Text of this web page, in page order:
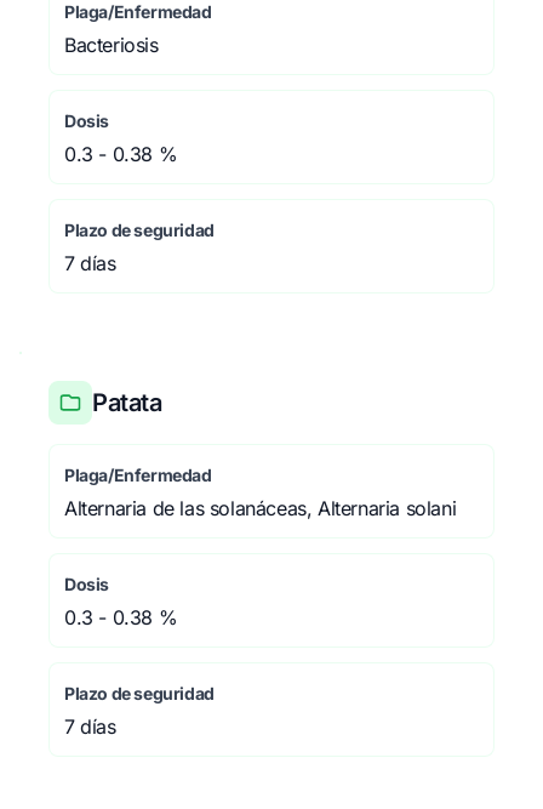
Plaga/Enfermedad
Bacteriosis
Dosis
0.3 - 0.38 %
Plazo de seguridad
7 días
Patata
Plaga/Enfermedad
Alternaria de las solanáceas, Alternaria solani
Dosis
0.3 - 0.38 %
Plazo de seguridad
7 días